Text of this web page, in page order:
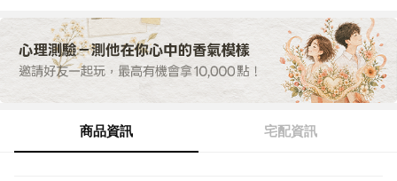
商品資訊 宅配資訊